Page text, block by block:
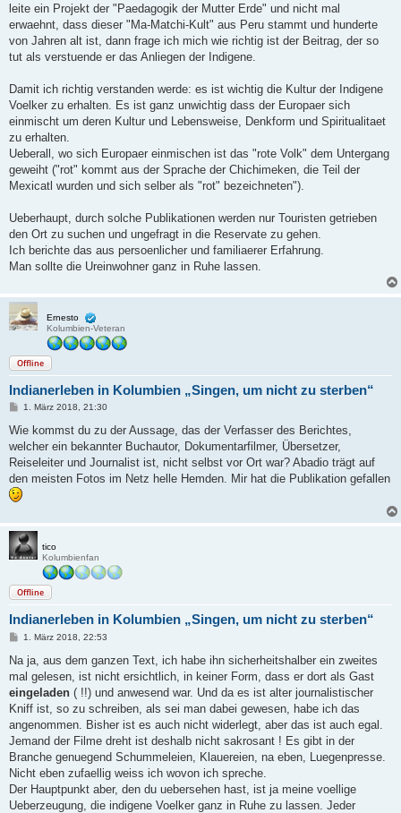
leite ein Projekt der "Paedagogik der Mutter Erde" und nicht mal
erwaehnt, dass dieser "Ma-Matchi-Kult" aus Peru stammt und hunderte
von Jahren alt ist, dann frage ich mich wie richtig ist der Beitrag, der so
tut als verstuende er das Anliegen der Indigene.
Damit ich richtig verstanden werde: es ist wichtig die Kultur der Indigene
Voelker zu erhalten. Es ist ganz unwichtig dass der Europaer sich
einmischt um deren Kultur und Lebensweise, Denkform und Spiritualitaet
zu erhalten.
Ueberall, wo sich Europaer einmischen ist das "rote Volk" dem Untergang
geweiht ("rot" kommt aus der Sprache der Chichimeken, die Teil der
Mexicatl wurden und sich selber als "rot" bezeichneten").
Ueberhaupt, durch solche Publikationen werden nur Touristen getrieben
den Ort zu suchen und ungefragt in die Reservate zu gehen.
Ich berichte das aus persoenlicher und familiaerer Erfahrung.
Man sollte die Ureinwohner ganz in Ruhe lassen.
Ernesto
Kolumbien-Veteran
Offline
Indianerleben in Kolumbien „Singen, um nicht zu sterben“
B
i
r
a
1. März 2018, 21:30
Wie kommst du zu der Aussage, das der Verfasser des Berichtes,
welcher ein bekannter Buchautor, Dokumentarfilmer, Übersetzer,
Reiseleiter und Journalist ist, nicht selbst vor Ort war? Abadio trägt auf
den meisten Fotos im Netz helle Hemden. Mir hat die Publikation gefallen
tico
Kolumbienfan
Offline
Indianerleben in Kolumbien „Singen, um nicht zu sterben“
B
i
r
a
1. März 2018, 22:53
Na ja, aus dem ganzen Text, ich habe ihn sicherheitshalber ein zweites
mal gelesen, ist nicht ersichtlich, in keiner Form, dass er dort als Gast
eingeladen ( !!) und anwesend war. Und da es ist alter journalistischer
Kniff ist, so zu schreiben, als sei man dabei gewesen, habe ich das
angenommen. Bisher ist es auch nicht widerlegt, aber das ist auch egal.
Jemand der Filme dreht ist deshalb nicht sakrosant ! Es gibt in der
Branche genuegend Schummeleien, Klauereien, na eben, Luegenpresse.
Nicht eben zufaellig weiss ich wovon ich spreche.
Der Hauptpunkt aber, den du uebersehen hast, ist ja meine voellige
Ueberzeugung, die indigene Voelker ganz in Ruhe zu lassen. Jeder